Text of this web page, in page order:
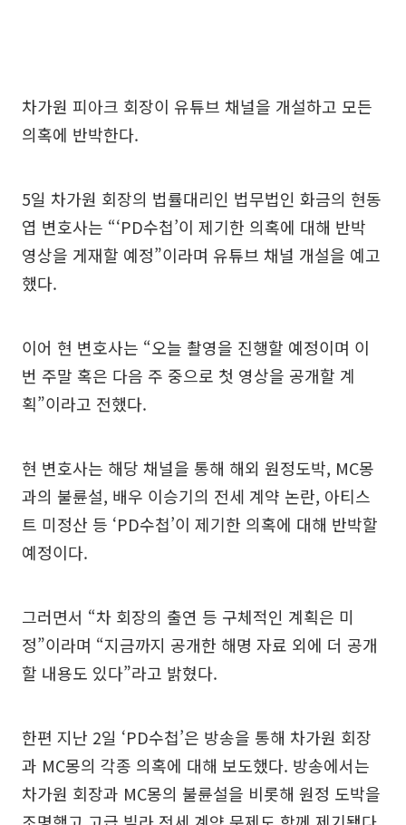
차가원 피아크 회장이 유튜브 채널을 개설하고 모든
의혹에 반박한다.
5일 차가원 회장의 법률대리인 법무법인 화금의 현동
엽 변호사는 “‘PD수첩’이 제기한 의혹에 대해 반박
영상을 게재할 예정”이라며 유튜브 채널 개설을 예고
했다.
이어 현 변호사는 “오늘 촬영을 진행할 예정이며 이
번 주말 혹은 다음 주 중으로 첫 영상을 공개할 계
획”이라고 전했다.
현 변호사는 해당 채널을 통해 해외 원정도박, MC몽
과의 불륜설, 배우 이승기의 전세 계약 논란, 아티스
트 미정산 등 ‘PD수첩’이 제기한 의혹에 대해 반박할
예정이다.
그러면서 “차 회장의 출연 등 구체적인 계획은 미
정”이라며 “지금까지 공개한 해명 자료 외에 더 공개
할 내용도 있다”라고 밝혔다.
한편 지난 2일 ‘PD수첩’은 방송을 통해 차가원 회장
과 MC몽의 각종 의혹에 대해 보도했다. 방송에서는
차가원 회장과 MC몽의 불륜설을 비롯해 원정 도박을